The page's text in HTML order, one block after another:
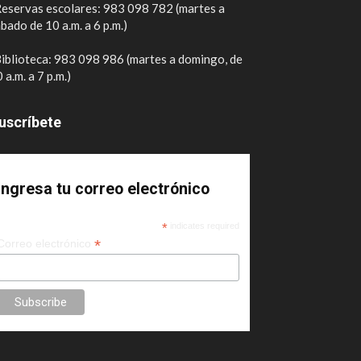
escolares: 983 098 782 (martes a
de 10 a.m. a 6 p.m.)
983 098 986 (martes a domingo, de
a.m. a 7 p.m.)
Ingresa tu correo electrónico
*
*